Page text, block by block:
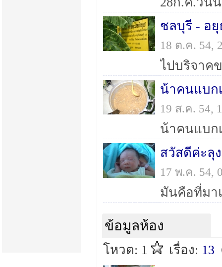
ชลบุรี - อยุ
18 ต.ค. 54,
ไปบริจาค
19 ส.ค. 54,
17 พ.ค. 54,
ข้อมูลห้อง
โหวต: 1 เรื่อง: 13